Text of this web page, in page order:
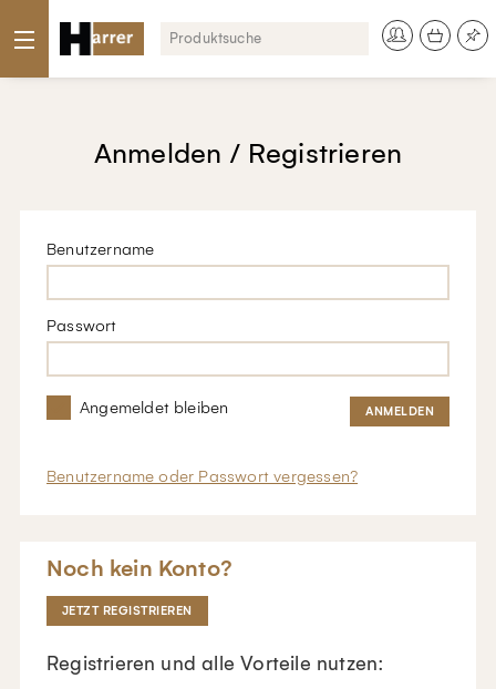
Anmelden / Registrieren
Benutzername
Passwort
Angemeldet bleiben
Benutzername oder Passwort vergessen?
Noch kein Konto?
JETZT REGISTRIEREN
Registrieren und alle Vorteile nutzen: